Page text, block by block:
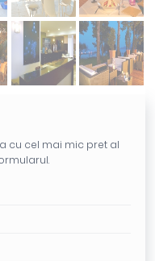
cu cel mai mic pret al